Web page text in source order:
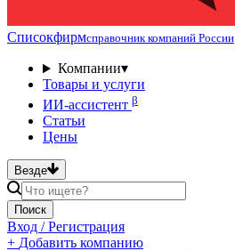
Списокфирмсправочник компаний России
Компании▾
Товары и услуги
ИИ-ассистент β
Статьи
Цены
Везде
Поиск
Вход / Регистрация
+ Добавить компанию